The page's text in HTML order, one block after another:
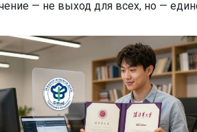
— не выход для всех, но —